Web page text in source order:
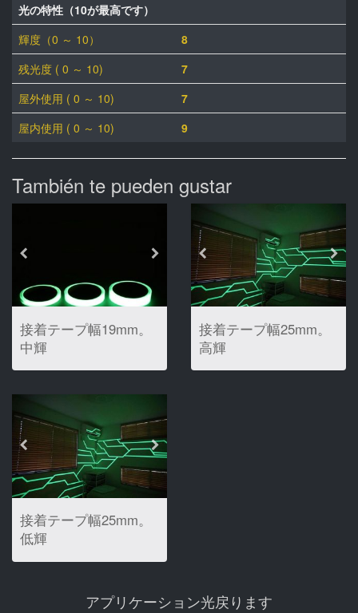
光の特性（10が最高です）
輝度（0 ～ 10）
8
残光度 ( 0 ～ 10)
7
屋外使用 ( 0 ～ 10)
7
屋内使用 ( 0 ～ 10)
9
También te pueden gustar
接着テープ幅19mm。
中輝
度....................................
接着テープ幅25mm。
高輝
度....................................
接着テープ幅25mm。
低輝
度...................................
アプリケーション光戻ります